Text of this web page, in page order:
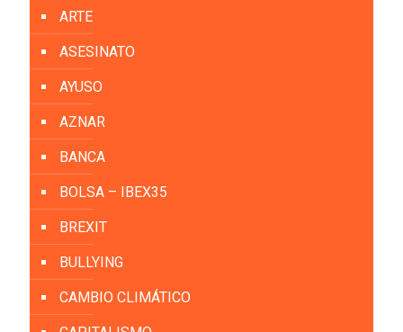
ARTE
ASESINATO
AYUSO
AZNAR
BANCA
BOLSA – IBEX35
BREXIT
BULLYING
CAMBIO CLIMÁTICO